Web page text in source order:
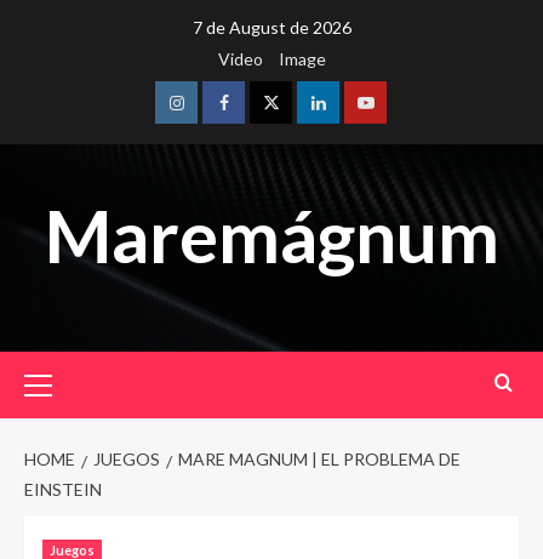
7 de August de 2026
Video
Image
InstagramFacebookTwitterLinkedinYoutube
Maremágnum
Menu
HOME JUEGOS
MARE MAGNUM | EL PROBLEMA DE
EINSTEIN
Juegos